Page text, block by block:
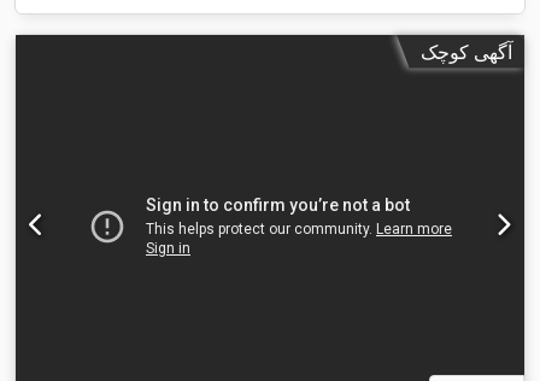
آگهی کوچک